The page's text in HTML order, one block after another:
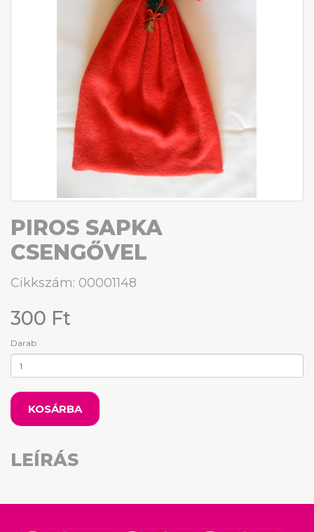
PIROS SAPKA
CSENGŐVEL
Cikkszám: 00001148
300 Ft
Darab
KOSÁRBA
LEÍRÁS